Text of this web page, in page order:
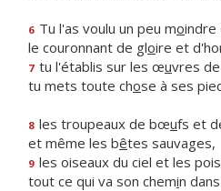
6 Tu l'as voulu un peu moindre
le couronnant de gloire et
7 tu l'établis sur les œuvres
tu mets toute chose à ses
8 les troupeaux de bœufs et
et même les bêtes sauvages,
9 les oiseaux du ciel et les
tout ce qui va son chemin